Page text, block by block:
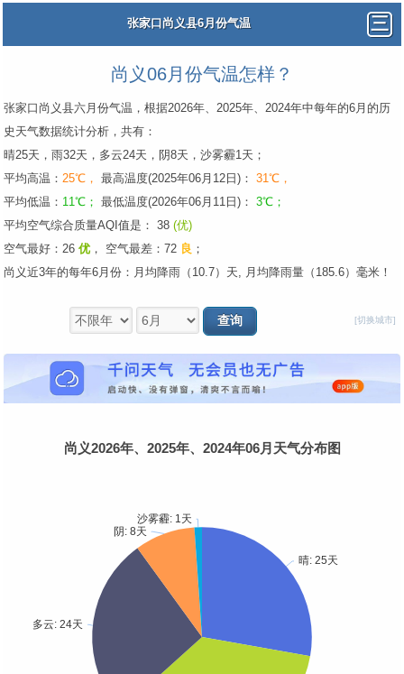
张家口尚义县6月份气温
尚义06月份气温怎样？
张家口尚义县六月份气温，根据2026年、2025年、2024年中每年的6月的历
史天气数据统计分析，共有：
晴25天，雨32天，多云24天，阴8天，沙雾霾1天；
平均高温： 25℃， 最高温度(2025年06月12日)： 31℃，
平均低温： 11℃； 最低温度(2026年06月11日)： 3℃；
平均空气综合质量AQI值是： 38 (优)
空气最好：26 优 ， 空气最差：72 良 ；
尚义近3年的每年6月份：月均降雨（10.7）天, 月均降雨量（185.6）毫米！
[切换城市]
尚义2026年、2025年、2024年06月天气分布图